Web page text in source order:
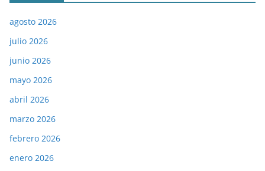
agosto 2026
julio 2026
junio 2026
mayo 2026
abril 2026
marzo 2026
febrero 2026
enero 2026